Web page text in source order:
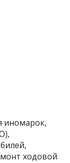
иномарок,
ходовой